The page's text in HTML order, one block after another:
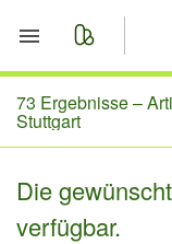
Start
Merkliste
73 Ergebnisse –
Stuttgart
Die
verfügbar.